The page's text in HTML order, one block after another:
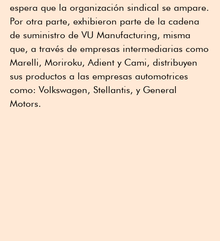
espera que la organización sindical se ampare.
Por otra parte, exhibieron parte de la cadena
de suministro de VU Manufacturing, misma
que, a través de empresas intermediarias como
Marelli, Moriroku, Adient y Cami, distribuyen
sus productos a las empresas automotrices
como: Volkswagen, Stellantis, y General
Motors.